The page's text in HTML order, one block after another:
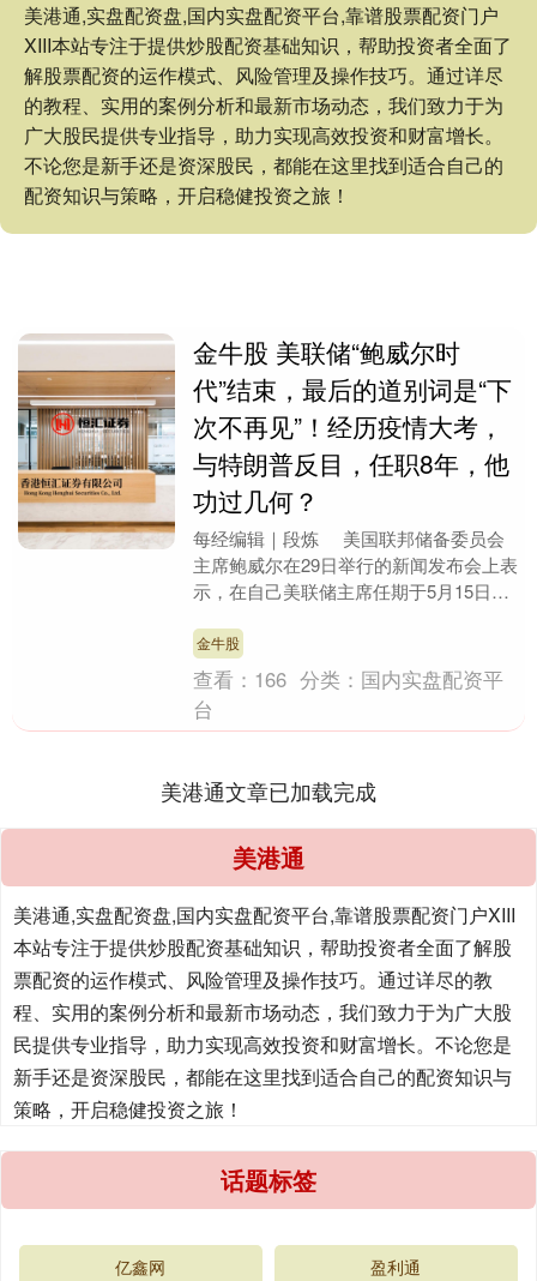
美港通,实盘配资盘,国内实盘配资平台,靠谱股票配资门户
XIII‌本站专注于提供炒股配资基础知识，帮助投资者全面了
解股票配资的运作模式、风险管理及操作技巧。通过详尽
的教程、实用的案例分析和最新市场动态，我们致力于为
广大股民提供专业指导，助力实现高效投资和财富增长。
不论您是新手还是资深股民，都能在这里找到适合自己的
配资知识与策略，开启稳健投资之旅！
金牛股 美联储“鲍威尔时
代”结束，最后的道别词是“下
次不再见”！经历疫情大考，
与特朗普反目，任职8年，他
功过几何？
每经编辑｜段炼 美国联邦储备委员会
主席鲍威尔在29日举行的新闻发布会上表
示，在自己美联储主席任期于5月15日到
鲍威尔....
金牛股
查看： 166 分类： 国内实盘配资平
台
美港通文章已加载完成
美港通
美港通,实盘配资盘,国内实盘配资平台,靠谱股票配资门户XIII‌
本站专注于提供炒股配资基础知识，帮助投资者全面了解股
票配资的运作模式、风险管理及操作技巧。通过详尽的教
程、实用的案例分析和最新市场动态，我们致力于为广大股
民提供专业指导，助力实现高效投资和财富增长。不论您是
新手还是资深股民，都能在这里找到适合自己的配资知识与
策略，开启稳健投资之旅！
话题标签
亿鑫网 盈利通